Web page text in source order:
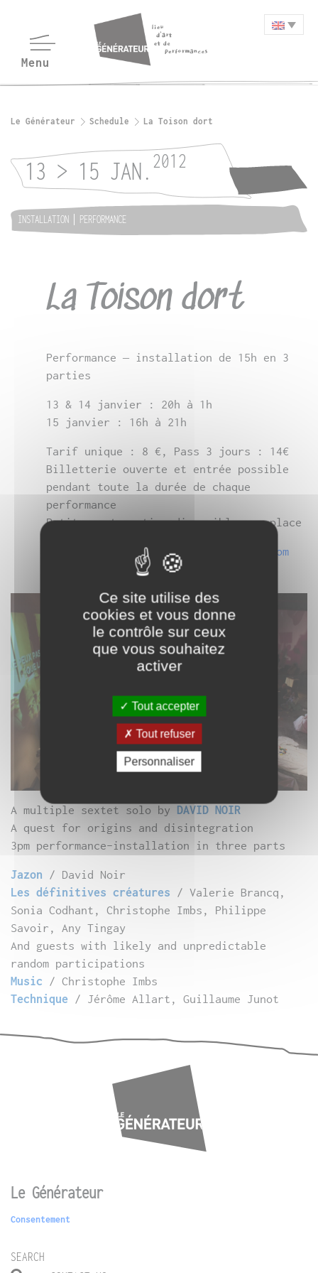
Le Générateur Schedule La Toison dort
13 > 15 JAN. 2012
INSTALLATION PERFORMANCE
La Toison dort
Performance – installation de 15h en 3
parties
13 & 14 janvier : 20h à 1h
15 janvier : 16h à 21h
Tarif unique : 8 €, Pass 3 jours : 14€
Billetterie ouverte et entrée possible
pendant toute la durée de chaque
performance
Petite restauration disponible sur place
RETOUR EN IMAGES SUR www.davidnoir.com
A multiple sextet solo by
DAVID NOIR
A quest for origins and disintegration
3pm performance-installation in three parts
Jazon
/ David Noir
Les définitives créatures
/ Valerie Brancq,
Sonia Codhant, Christophe Imbs, Philippe
Savoir, Any Tingay
And guests with likely and unpredictable
random participations
Music / Christophe Imbs
Technique
/ Jérôme Allart, Guillaume Junot
Le Générateur
Consentement
SEARCH
Ce site utilise des
cookies et vous donne
le contrôle sur ceux
que vous souhaitez
activer
Tout accepter
Tout refuser
Personnaliser